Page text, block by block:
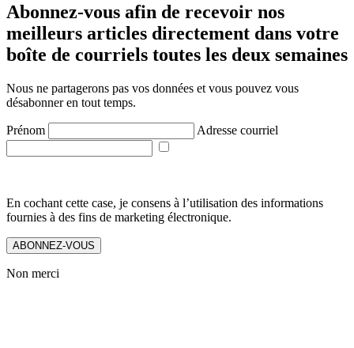
Abonnez-vous afin de recevoir nos
meilleurs articles directement dans votre
boîte de courriels toutes les deux semaines
Nous ne partagerons pas vos données et vous pouvez vous
désabonner en tout temps.
Prénom Adresse courriel
En cochant cette case, je consens à l’utilisation des informations
fournies à des fins de marketing électronique.
ABONNEZ-VOUS
Non merci